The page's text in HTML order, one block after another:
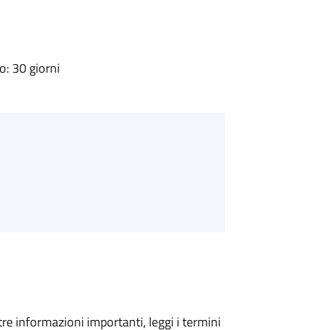
30 giorni
informazioni importanti, leggi i termini